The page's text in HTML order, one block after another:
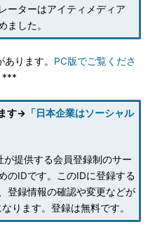
ーターはアイティメディア
ました。
ります。 PC版でご覧くださ
***
す→ 「日本企業はソーシャル
提供する会員登録制のサー
のIDです。このIDに登録する
登録情報の確認や変更などが
ります。登録は無料です。